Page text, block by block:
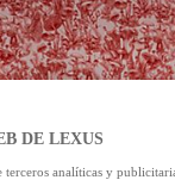
DE LEXUS
analíticas y